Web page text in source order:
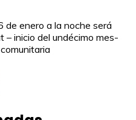
de enero a la noche será
– inicio del undécimo mes-